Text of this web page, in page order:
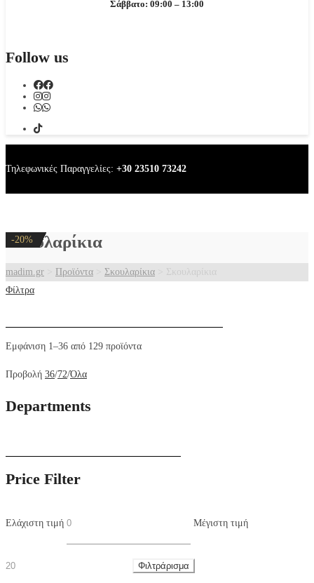
Σάββατο: 09:00 – 13:00
Follow us
Τηλεφωνικές Παραγγελίες: +30 23510 73242
Σκουλαρίκια
madim.gr Προϊόντα Σκουλαρίκια
Σκουλαρίκια
Φίλτρα
Eμφάνιση 1–36 από 129 προϊόντα
Προβολή 36/72/Όλα
Departments
Price Filter
Ελάχιστη τιμή Μέγιστη τιμή
Φιλτράρισμα
-20%
-20%
-20%
-20%
-20%
-20%
-20%
-20%
-20%
-20%
-20%
-20%
-20%
-20%
-20%
-20%
-20%
-20%
-20%
-20%
-20%
-20%
-20%
-20%
-20%
-20%
-20%
-20%
-20%
-20%
-20%
-20%
-20%
-20%
-20%
-20%